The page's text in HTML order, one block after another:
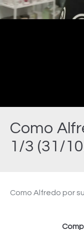
Como
1/3 (31/
Como Alfredo por